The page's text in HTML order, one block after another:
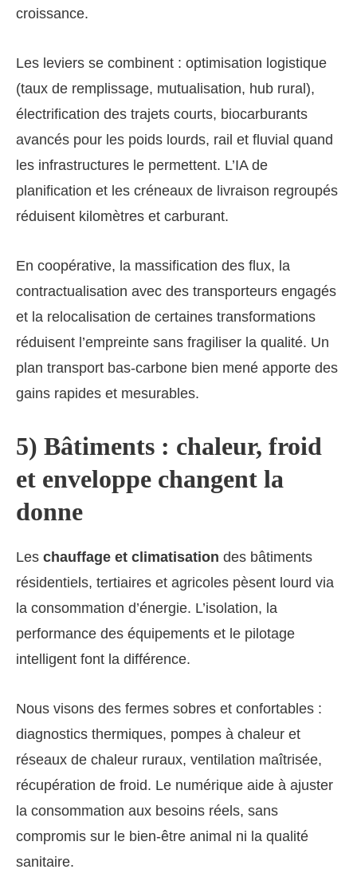
croissance.
Les leviers se combinent : optimisation logistique
(taux de remplissage, mutualisation, hub rural),
électrification des trajets courts, biocarburants
avancés pour les poids lourds, rail et fluvial quand
les infrastructures le permettent. L’IA de
planification et les créneaux de livraison regroupés
réduisent kilomètres et carburant.
En coopérative, la massification des flux, la
contractualisation avec des transporteurs engagés
et la relocalisation de certaines transformations
réduisent l’empreinte sans fragiliser la qualité. Un
plan transport bas-carbone bien mené apporte des
gains rapides et mesurables.
5) Bâtiments : chaleur, froid
et enveloppe changent la
donne
Les chauffage et climatisation des bâtiments
résidentiels, tertiaires et agricoles pèsent lourd via
la consommation d’énergie. L’isolation, la
performance des équipements et le pilotage
intelligent font la différence.
Nous visons des fermes sobres et confortables :
diagnostics thermiques, pompes à chaleur et
réseaux de chaleur ruraux, ventilation maîtrisée,
récupération de froid. Le numérique aide à ajuster
la consommation aux besoins réels, sans
compromis sur le bien-être animal ni la qualité
sanitaire.